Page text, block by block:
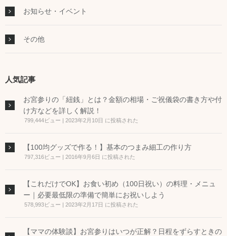
お知らせ・イベント
その他
人気記事
お宮参りの「紐銭」とは？金額の相場・ご祝儀袋の書き方や付
け方などを詳しく解説！
799,444ビュー | 2023年2月10日 に投稿された
【100均グッズで作る！】基本のつまみ細工の作り方
797,316ビュー | 2016年9月6日 に投稿された
【これだけでOK】お食い初め（100日祝い）の料理・メニュ
ー｜必要最低限の準備で簡単にお祝いしよう
578,993ビュー | 2023年2月17日 に投稿された
【ママの体験談】お宮参りはいつが正解？日程をずらすときの